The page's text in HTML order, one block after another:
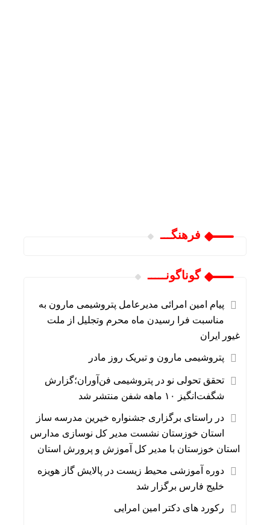
فرهنگـــ
گوناگونـــــ
پیام امین امرائی مدیرعامل پتروشیمی مارون به
مناسبت فرا رسیدن ماه محرم و‌تجلیل از ملت
غیور ایران
پتروشیمی مارون و تبریک روز مادر
تحقق تحولی نو در پتروشیمی فن‌آوران؛گزارش
شگفت‌انگیز ۱۰ ماهه شفن منتشر شد
در راستای برگزاری جشنواره خیرین مدرسه ساز
استان خوزستان نشست مدیر کل نوسازی مدارس
استان خوزستان با مدیر کل آموزش و پرورش استان
دوره آموزشی محیط‌ زیست در پالایش گاز هویزه
خلیج‌ فارس برگزار شد
رکورد های دکتر امین امرایی